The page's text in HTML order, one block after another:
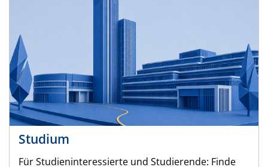
Studium
Für Studieninteressierte und Studierende: Finde